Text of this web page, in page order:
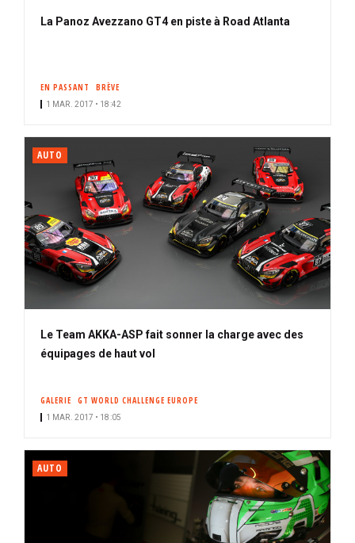
La Panoz Avezzano GT4 en piste à Road Atlanta
EN PASSANT BRÈVE
1 MAR. 2017 • 18:42
AUTO
Le Team AKKA-ASP fait sonner la charge avec des
équipages de haut vol
GALERIE GT WORLD CHALLENGE EUROPE
1 MAR. 2017 • 18:05
AUTO